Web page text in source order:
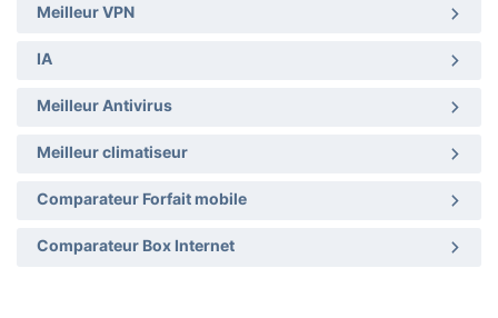
Meilleur VPN
IA
Meilleur Antivirus
Meilleur climatiseur
Comparateur Forfait mobile
Comparateur Box Internet